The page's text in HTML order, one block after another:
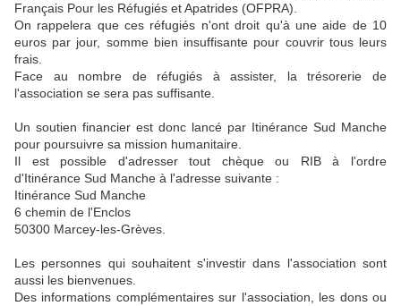
Français Pour les Réfugiés et Apatrides (OFPRA).
On rappelera que ces réfugiés n'ont droit qu'à une aide de 10
euros par jour, somme bien insuffisante pour couvrir tous leurs
frais.
Face au nombre de réfugiés à assister, la trésorerie de
l'association se sera pas suffisante.
Un soutien financier est donc lancé par Itinérance Sud Manche
pour poursuivre sa mission humanitaire.
Il est possible d'adresser tout chèque ou RIB à l'ordre
d'Itinérance Sud Manche à l'adresse suivante :
Itinérance Sud Manche
6 chemin de l'Enclos
50300 Marcey-les-Grèves.
Les personnes qui souhaitent s'investir dans l'association sont
aussi les bienvenues.
Des informations complémentaires sur l'association, les dons ou